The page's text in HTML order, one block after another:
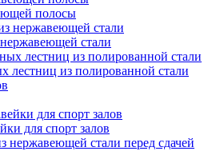
полосы
стали
лестниц из полированной стали
для спорт залов